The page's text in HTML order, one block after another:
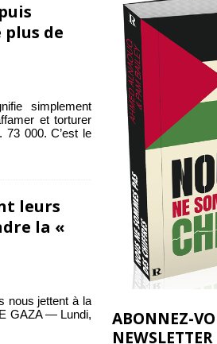
ainsi la
de
simplement
et torturer
000. C’est le
leurs
la «
nous jettent à la
GAZA — Lundi,
ABONNEZ-
NEWSLETTER